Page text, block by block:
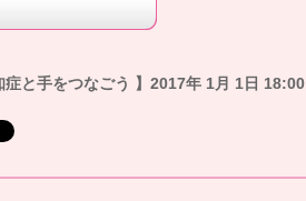
症と手をつなごう 】2017年 1月 1日 18:00